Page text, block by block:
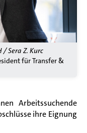
Sera Z. Kurc
für Transfer &
Arbeitssuchende
ihre Eignung